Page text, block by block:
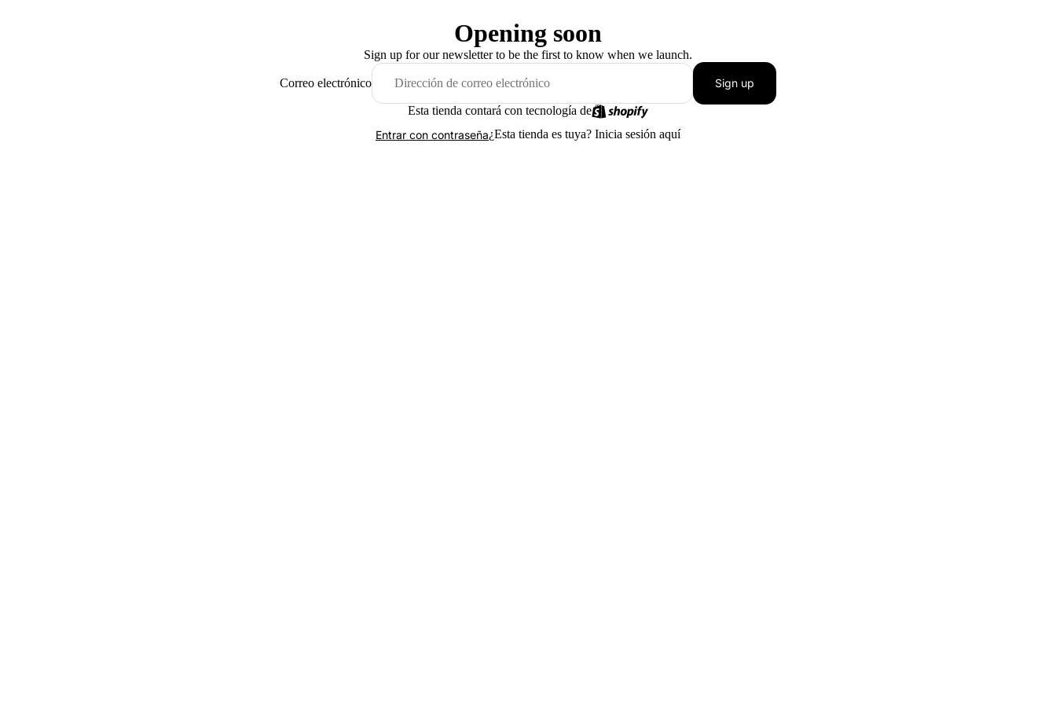
Opening soon
Sign up for our newsletter to be the first to know when we launch.
Correo electrónico Sign up
Esta tienda contará con tecnología de
Entrar con contraseña¿Esta tienda es tuya? Inicia sesión aquí